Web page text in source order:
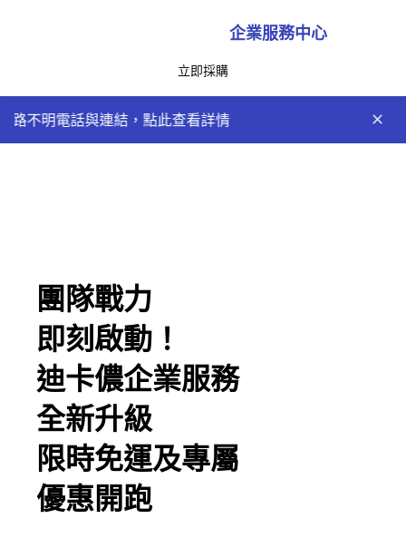
企業服務中心
立即採購
明電話與連結，點此查看詳情 ✕
團隊戰力
即刻啟動！
迪卡儂企業服務
全新升級
限時免運及專屬
優惠開跑